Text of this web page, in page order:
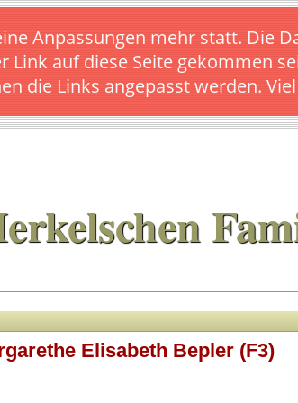
Anpassungen mehr statt. Die
auf diese Seite gekommen
die Links angepasst werden.
Elisabeth Bepler (F3)